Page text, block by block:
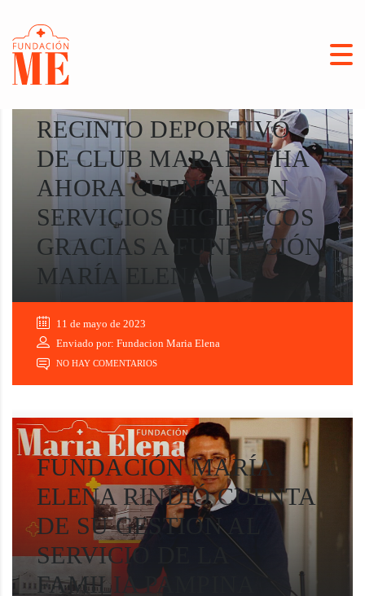
RECINTO DEPORTIVO
DE CLUB MARANATHA
AHORA CUENTA CON
SERVICIOS HIGIÉNICOS
GRACIAS A FUNDACIÓN
MARÍA ELENA
11 de mayo de 2023
Enviado por: Fundacion Maria Elena
NO HAY COMENTARIOS
FUNDACIÓN MARÍA
ELENA RINDIÓ CUENTA
DE SU GESTION AL
SERVICIO DE LA
FAMILIA PAMPINA